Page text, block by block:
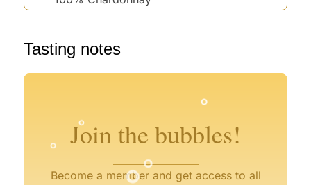
Tasting notes
Join the bubbles!
Become a member and get access to all
°
°
°
°
°